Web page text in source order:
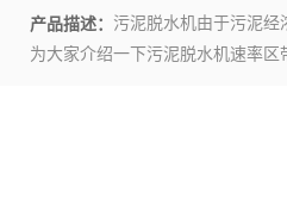
产品描述： 污泥脱水机由于污泥
为大家介绍一下污泥脱水机速率区